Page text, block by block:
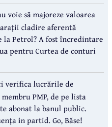
voie să majoreze valoarea
cladire aferentă
Petrol? A fost încredintare
pentru Curtea de conturi
verifica lucrările de
PMP, de pe lista
abonat la banul public.
in partid. Go, Băse!